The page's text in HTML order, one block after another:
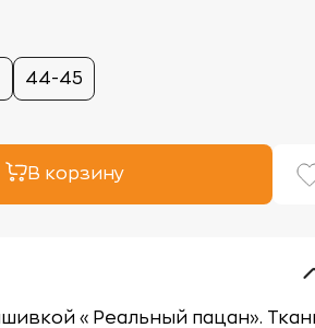
44-45
В корзину
«Реальный пацан».